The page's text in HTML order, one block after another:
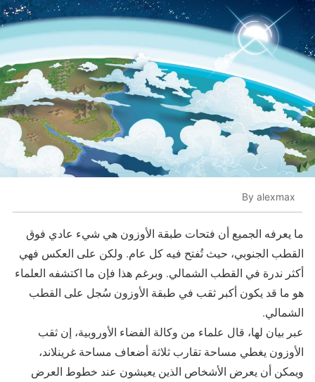
By alexmax
ما يعرفه الجميع أن فتحات طبقة الأوزون هي شيء عادي فوق
القطب الجنوبي، حيث تُفتح فيه كل عام. ولكن على العكس فهي
أكثر ندرة في القطب الشمالي. وبرغم هذا فإن ما اكتشفه العلماء
هو ما قد يكون أكبر ثقب في طبقة الأوزون سُجل على القطب
الشمالي.
عبر بيان لها، قال علماء من وكالة الفضاء الأوروبية، إن ثقب
الأوزون يغطي مساحة تقارب ثلاثة أضعاف مساحة غرينلاند،
ويمكن أن يعرض الأشخاص الذين يعيشون عند خطوط العرض